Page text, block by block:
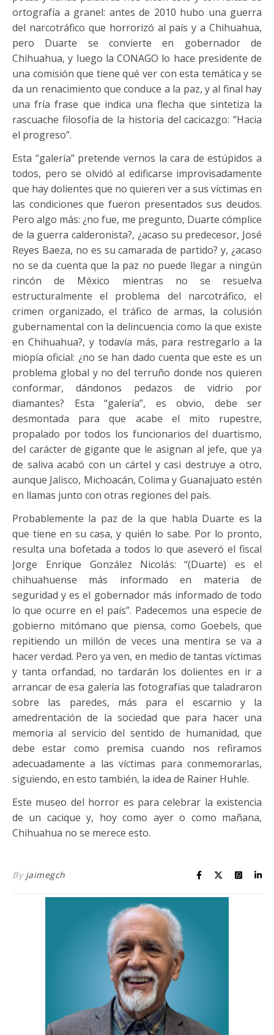
ortografía a granel: antes de 2010 hubo una guerra
del narcotráfico que horrorizó al país y a Chihuahua,
pero Duarte se convierte en gobernador de
Chihuahua, y luego la CONAGO lo hace presidente de
una comisión que tiene qué ver con esta temática y se
da un renacimiento que conduce a la paz, y al final hay
una fría frase que indica una flecha que sintetiza la
rascuache filosofía de la historia del cacicazgo: “Hacia
el progreso”.
Esta “galería” pretende vernos la cara de estúpidos a
todos, pero se olvidó al edificarse improvisadamente
que hay dolientes que no quieren ver a sus víctimas en
las condiciones que fueron presentados sus deudos.
Pero algo más: ¿no fue, me pregunto, Duarte cómplice
de la guerra calderonista?, ¿acaso su predecesor, José
Reyes Baeza, no es su camarada de partido? y, ¿acaso
no se da cuenta que la paz no puede llegar a ningún
rincón de México mientras no se resuelva
estructuralmente el problema del narcotráfico, el
crimen organizado, el tráfico de armas, la colusión
gubernamental con la delincuencia como la que existe
en Chihuahua?, y todavía más, para restregarlo a la
miopía oficial: ¿no se han dado cuenta que este es un
problema global y no del terruño donde nos quieren
conformar, dándonos pedazos de vidrio por
diamantes? Esta “galería”, es obvio, debe ser
desmontada para que acabe el mito rupestre,
propalado por todos los funcionarios del duartismo,
del carácter de gigante que le asignan al jefe, que ya
de saliva acabó con un cártel y casi destruye a otro,
aunque Jalisco, Michoacán, Colima y Guanajuato estén
en llamas junto con otras regiones del país.
Probablemente la paz de la que habla Duarte es la
que tiene en su casa, y quién lo sabe. Por lo pronto,
resulta una bofetada a todos lo que aseveró el fiscal
Jorge Enrique González Nicolás: “(Duarte) es el
chihuahuense más informado en materia de
seguridad y es el gobernador más informado de todo
lo que ocurre en el país”. Padecemos una especie de
gobierno mitómano que piensa, como Goebels, que
repitiendo un millón de veces una mentira se va a
hacer verdad. Pero ya ven, en medio de tantas víctimas
y tanta orfandad, no tardarán los dolientes en ir a
arrancar de esa galería las fotografías que taladraron
sobre las paredes, más para el escarnio y la
amedrentación de la sociedad que para hacer una
memoria al servicio del sentido de humanidad, que
debe estar como premisa cuando nos refiramos
adecuadamente a las víctimas para conmemorarlas,
siguiendo, en esto también, la idea de Rainer Huhle.
Este museo del horror es para celebrar la existencia
de un cacique y, hoy como ayer o como mañana,
Chihuahua no se merece esto.
By jaimegch